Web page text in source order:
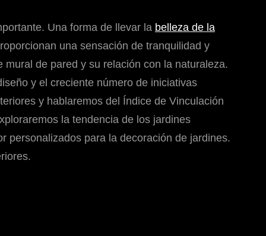
Una forma de llevar la belleza de la
una sensación de tranquilidad y
de pared y su relación con la naturaleza.
y el creciente número de iniciativas
y hablaremos del Índice de Vinculación
la tendencia de los jardines
personalizados para la decoración de jardines.